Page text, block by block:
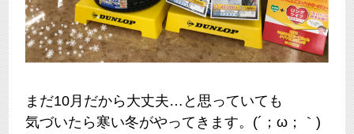
まだ10月だから大丈夫…と思っていても
気づいたら寒い冬がやってきます。(´；ω；｀)